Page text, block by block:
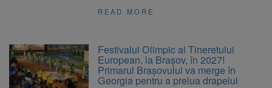
READ MORE
Festivalul Olimpic al Tineretului
European, la Brașov, în 2027!
Primarul Brașovului va merge în
Georgia pentru a prelua drapelul